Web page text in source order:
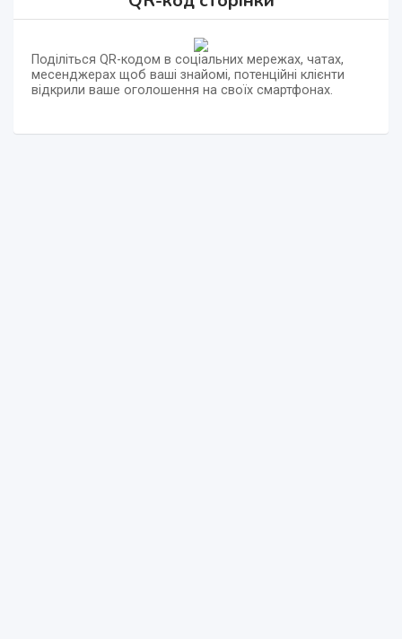
Поділіться QR-кодом в соціальних мережах, чатах,
месенджерах щоб ваші знайомі, потенційні клієнти
відкрили ваше оголошення на своїх смартфонах.